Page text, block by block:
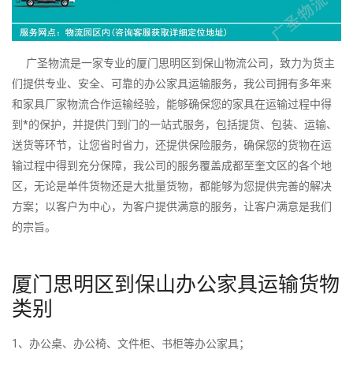
广圣物流是一家专业的厦门思明区到保山物流公司，致力为货主
们提供专业、安全、可靠的办公家具运输服务，我公司拥有多年来
和家具厂家物流合作运输经验，能够确保您的家具在运输过程中得
到*的保护，并提供门到门的一站式服务，包括提货、包装、运输、
送货等环节，让您省时省力，还提供保险服务，确保您的货物在运
输过程中得到充分保障，我公司的服务覆盖成都至奎文区的各个地
区，无论是单件货物还是大批量货物，都能够为您提供完善的解决
方案；以客户为中心，为客户提供满意的服务，让客户满意是我们
的宗旨。
厦门思明区到保山办公家具运输货物
类别
1、办公桌、办公椅、文件柜、书柜等办公家具；